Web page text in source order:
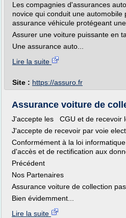
Les compagnies d'assurances
novice qui conduit une
assurance véhicule protégeant
Assurer une voiture puissante en
Une assurance auto...
Lire la suite
Site : https://assuro.fr
Assurance voiture de
J'accepte les CGU et de recevoir
J'accepte de recevoir par voie
Conformément à la loi
d'accès et de rectification aux
Précédent
Nos Partenaires
Assurance voiture de collection
Bien évidemment...
Lire la suite